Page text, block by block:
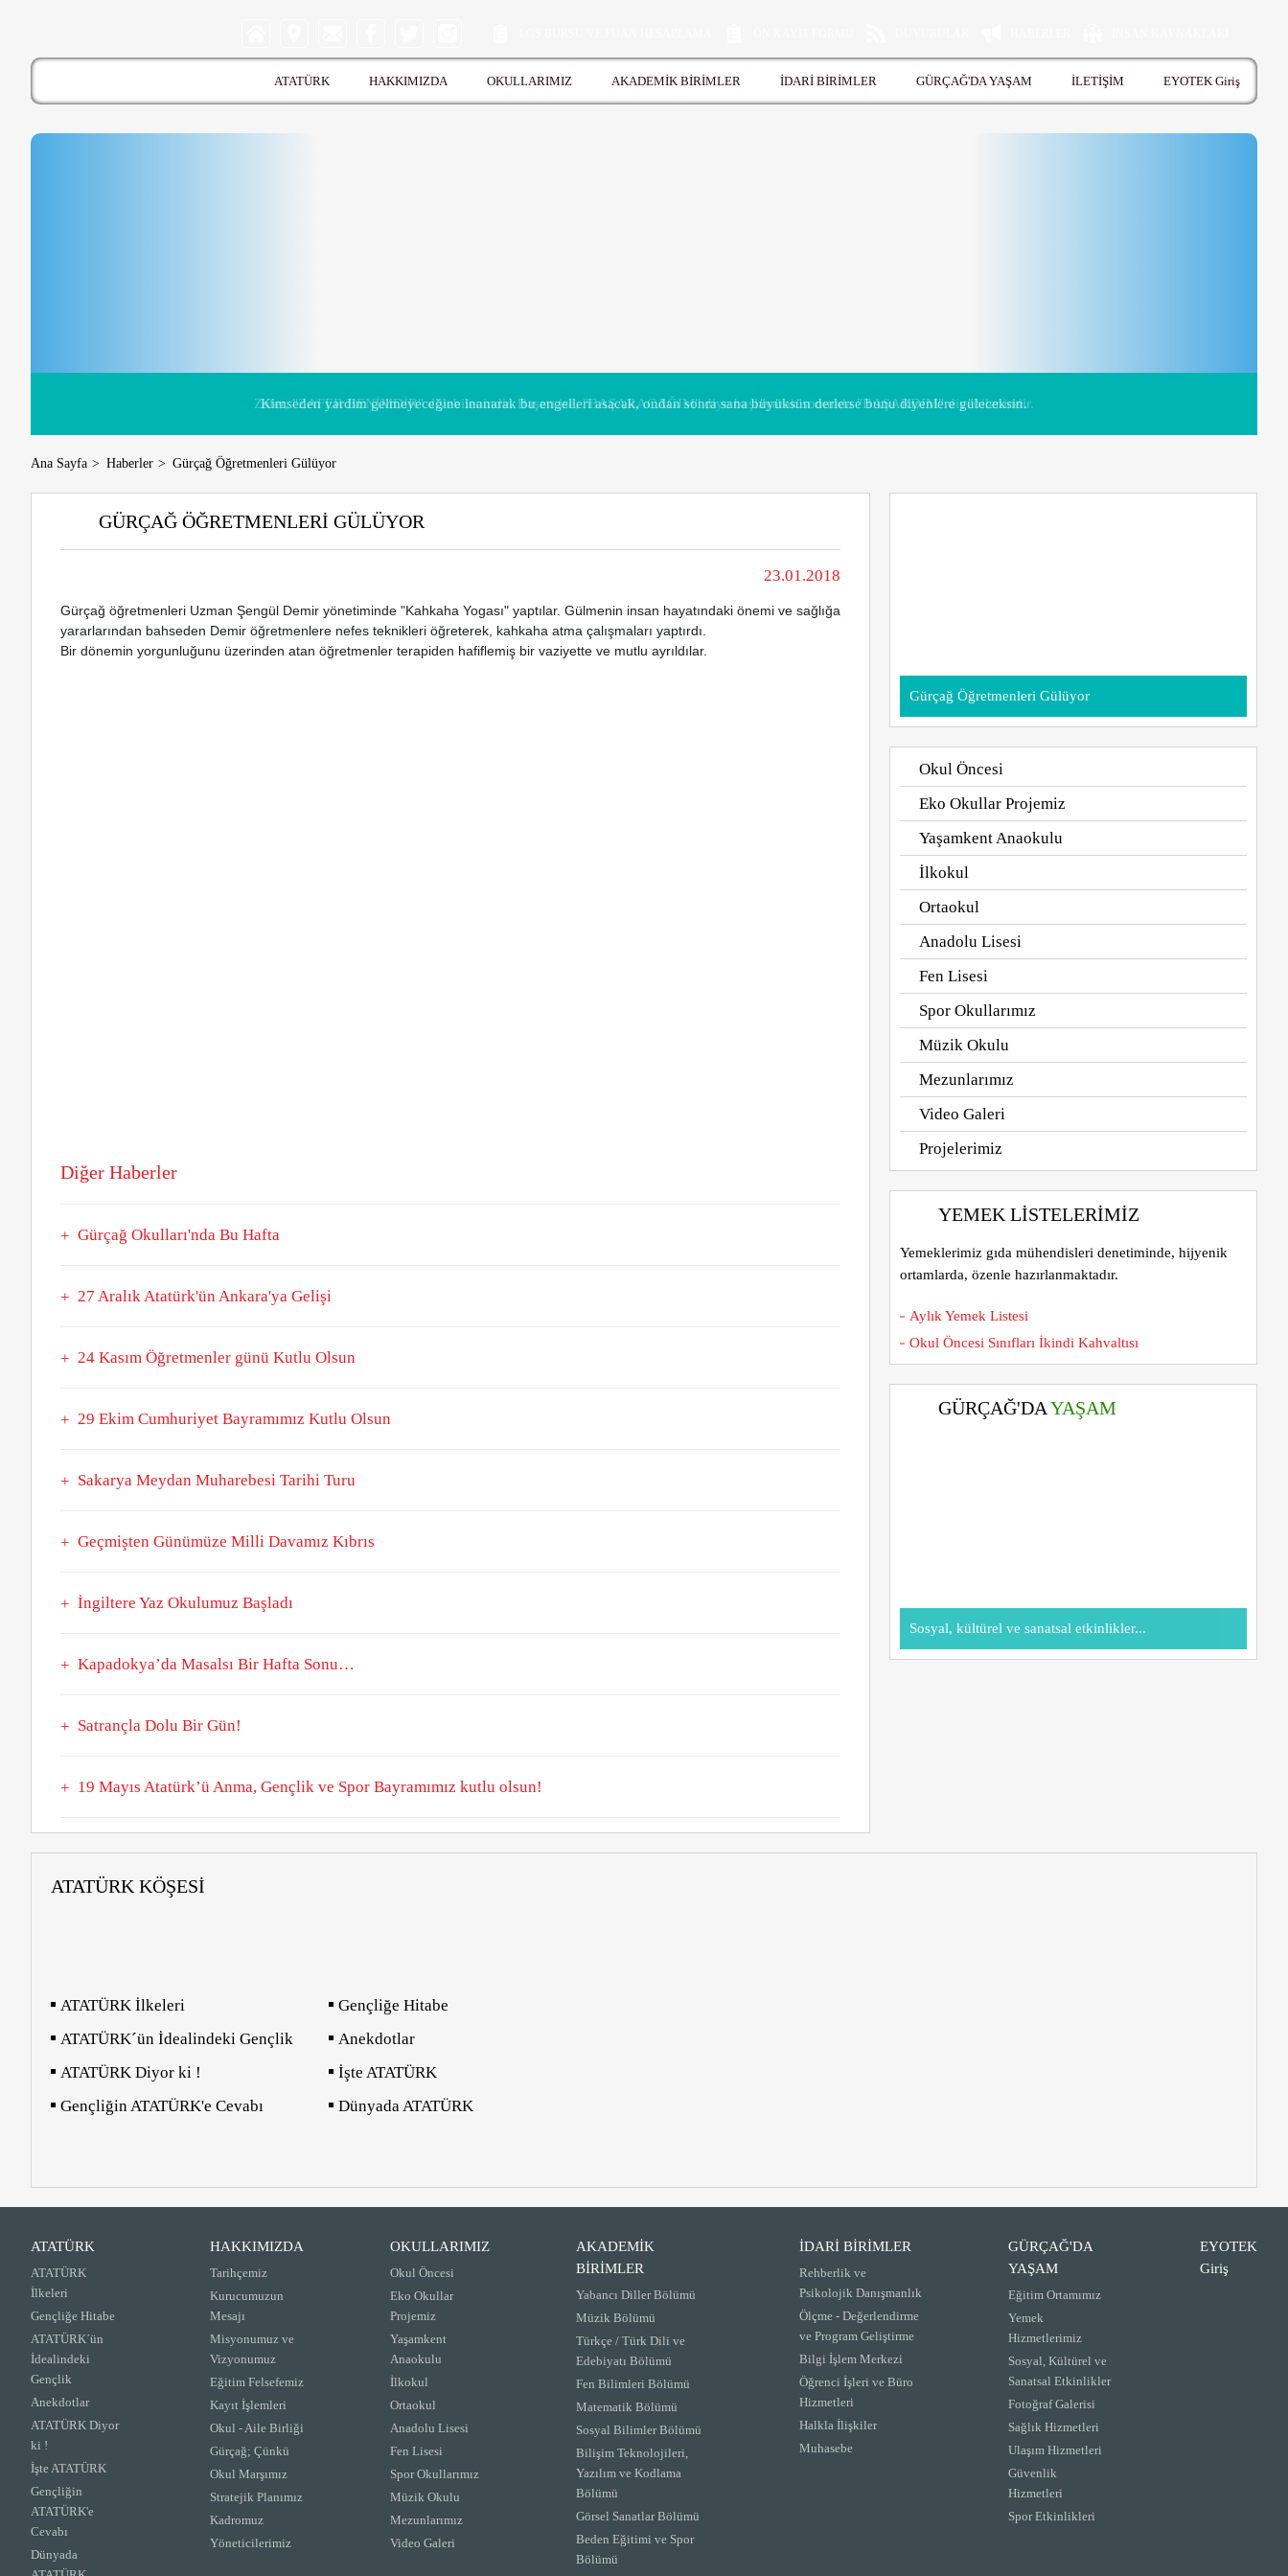
ATATÜRK HAKKIMIZDA OKULLARIMIZ AKADEMİK BİRİMLER İDARİ BİRİMLER GÜRÇAĞ'DA YAŞAM İLETİŞİM EYOTEK Giriş
Kimseden yardim gelmeyeceğine inanarak bu engelleri asacak, ondan sonra sana büyüksün derlerse bunu diyenlere güleceksin.
Ana Sayfa Haberler Gürçağ Öğretmenleri Gülüyor
GÜRÇAĞ ÖĞRETMENLERI GÜLÜYOR
23.01.2018
Gürçağ öğretmenleri Uzman Şengül Demir yönetiminde "Kahkaha Yogası" yaptılar. Gülmenin insan hayatındaki önemi ve sağlığa
yararlarından bahseden Demir öğretmenlere nefes teknikleri öğreterek, kahkaha atma çalışmaları yaptırdı.
Bir dönemin yorgunluğunu üzerinden atan öğretmenler terapiden hafiflemiş bir vaziyette ve mutlu ayrıldılar.
Diğer Haberler
Gürçağ Okulları'nda Bu Hafta
27 Aralık Atatürk'ün Ankara'ya Gelişi
24 Kasım Öğretmenler günü Kutlu Olsun
29 Ekim Cumhuriyet Bayramımız Kutlu Olsun
Sakarya Meydan Muharebesi Tarihi Turu
Geçmişten Günümüze Milli Davamız Kıbrıs
İngiltere Yaz Okulumuz Başladı
Kapadokya’da Masalsı Bir Hafta Sonu…
Satrançla Dolu Bir Gün!
19 Mayıs Atatürk’ü Anma, Gençlik ve Spor Bayramımız kutlu olsun!
Gürçağ Öğretmenleri Gülüyor
Okul Öncesi
Eko Okullar Projemiz
Yaşamkent Anaokulu
İlkokul
Ortaokul
Anadolu Lisesi
Fen Lisesi
Spor Okullarımız
Müzik Okulu
Mezunlarımız
Video Galeri
Projelerimiz
YEMEK LISTELERIMIZ
Yemeklerimiz gıda mühendisleri denetiminde, hijyenik
ortamlarda, özenle hazırlanmaktadır.
Aylık Yemek Listesi
Okul Öncesi Sınıfları İkindi Kahvaltısı
GÜRÇAĞ'DAYAŞAM
Sosyal, kültürel ve sanatsal etkinlikler...
ATATÜRK KÖŞESI
ATATÜRK İlkeleri
Gençliğe Hitabe
ATATÜRK´ün İdealindeki Gençlik
Anekdotlar
ATATÜRK Diyor ki !
İşte ATATÜRK
Gençliğin ATATÜRK'e Cevabı
Dünyada ATATÜRK
ATATÜRK
ATATÜRK
İlkeleri
Gençliğe Hitabe
ATATÜRK´ün
İdealindeki
Gençlik
Anekdotlar
ATATÜRK Diyor
ki !
İşte ATATÜRK
Gençliğin
ATATÜRK'e
Cevabı
Dünyada
HAKKIMIZDA
Tarihçemiz
Kurucumuzun
Mesajı
Misyonumuz ve
Vizyonumuz
Eğitim Felsefemiz
Kayıt İşlemleri
Okul - Aile Birliği
Gürçağ; Çünkü
Okul Marşımız
Stratejik Planımız
Kadromuz
Yöneticilerimiz
OKULLARIMIZ
Okul Öncesi
Eko Okullar
Projemiz
Yaşamkent
Anaokulu
İlkokul
Ortaokul
Anadolu Lisesi
Fen Lisesi
Spor Okullarımız
Müzik Okulu
Mezunlarımız
Video Galeri
AKADEMİK
BİRİMLER
Yabancı Diller Bölümü
Müzik Bölümü
Türkçe / Türk Dili ve
Edebiyatı Bölümü
Fen Bilimleri Bölümü
Matematik Bölümü
Sosyal Bilimler Bölümü
Bilişim Teknolojileri,
Yazılım ve Kodlama
Bölümü
Görsel Sanatlar Bölümü
Beden Eğitimi ve Spor
Bölümü
İDARİ BİRİMLER
Rehberlik ve
Psikolojik Danışmanlık
Ölçme - Değerlendirme
ve Program Geliştirme
Bilgi İşlem Merkezi
Öğrenci İşleri ve Büro
Hizmetleri
Halkla İlişkiler
Muhasebe
GÜRÇAĞ'DA
YAŞAM
Eğitim Ortamımız
Yemek
Hizmetlerimiz
Sosyal, Kültürel ve
Sanatsal Etkinlikler
Fotoğraf Galerisi
Sağlık Hizmetleri
Ulaşım Hizmetleri
Güvenlik
Hizmetleri
Spor Etkinlikleri
EYOTEK
Giriş